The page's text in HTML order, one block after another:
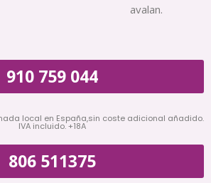
avalan.
910 759 044
local en España,sin coste adicional añadido.
IVA incluido. +18A
806 511375